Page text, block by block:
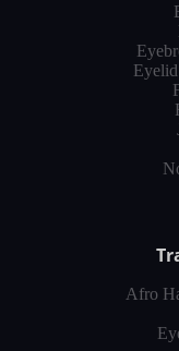
Afro